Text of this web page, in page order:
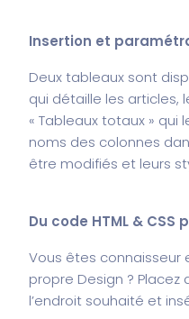
Insertion et
Deux tableaux sont
qui détaille les articles,
« Tableaux totaux » qui
noms des colonnes
être modifiés et leurs
Du code HTML & CSS
Vous êtes connaisseur
propre Design ? Placez
l’endroit souhaité et